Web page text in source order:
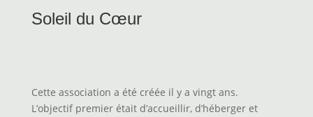
Soleil du Cœur
Cette association a été créée il y a vingt ans.
L’objectif premier était d’accueillir, d’héberger et